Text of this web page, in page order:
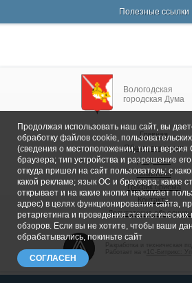
Полезные ссылки
Вологодская
городская Дума
Главная
Общие сведения
Депутаты
Комитеты
График приема
Контакты
Депутатские
1С-Битрикс:
Продолжая использовать наш сайт, вы
обработку файлов cookie,
(сведения о местоположении; тип и версия
браузера; тип устройства и разрешение
откуда пришел на сайт пользователь; с
какой рекламе; язык ОС и браузера; какие
открывает и на какие кнопки нажимает
адрес) в целях функционирования сайта,
ретаргетинга и проведения
обзоров. Если вы не хотите, чтобы ваши
обрабатывались, покиньте сайт
СОГЛАСЕН